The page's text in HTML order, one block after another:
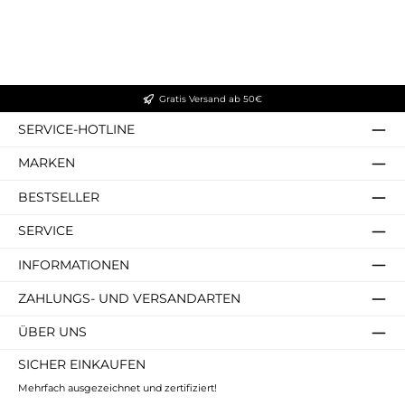
Gratis Versand ab 50€
SERVICE-HOTLINE
MARKEN
BESTSELLER
SERVICE
INFORMATIONEN
ZAHLUNGS- UND VERSANDARTEN
ÜBER UNS
SICHER EINKAUFEN
Mehrfach ausgezeichnet und zertifiziert!